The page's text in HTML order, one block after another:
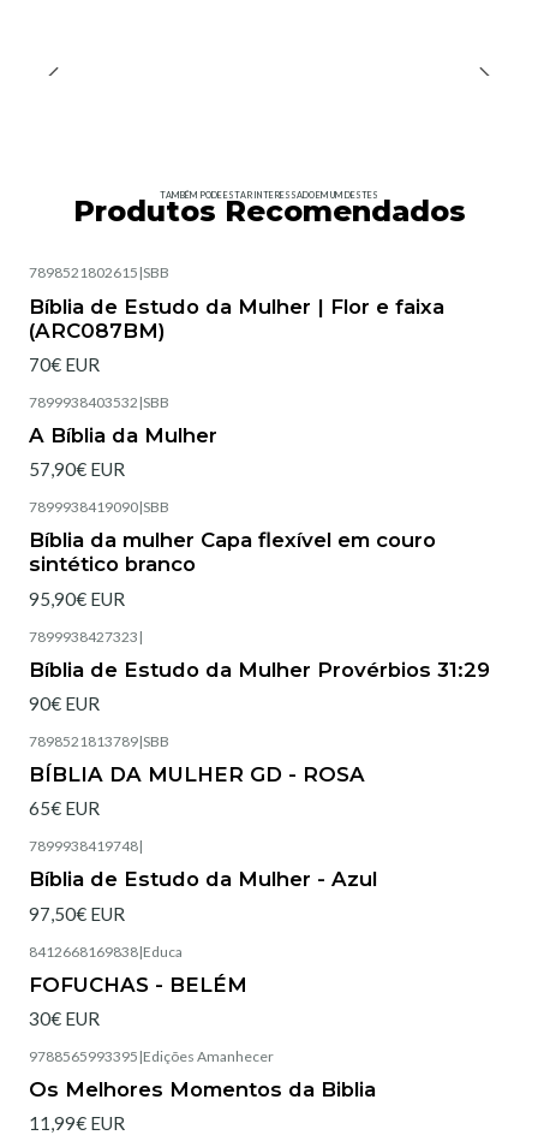
TAMBÉM PODE ESTAR INTERESSADO EM UM DESTES
Produtos Recomendados
7898521802615 |SBB
Bíblia de Estudo da Mulher | Flor e faixa
(ARC087BM)
70€ EUR
7899938403532 |SBB
A Bíblia da Mulher
57,90€ EUR
7899938419090|SBB
Bíblia da mulher Capa flexível em couro
sintético branco
95,90€ EUR
7899938427323 |
Bíblia de Estudo da Mulher Provérbios 31:29
90€ EUR
7898521813789|SBB
BÍBLIA DA MULHER GD - ROSA
65€ EUR
7899938419748|
Bíblia de Estudo da Mulher - Azul
97,50€ EUR
8412668169838|Educa
FOFUCHAS - BELÉM
30€ EUR
9788565993395 |Edições Amanhecer
Os Melhores Momentos da Biblia
11,99€ EUR